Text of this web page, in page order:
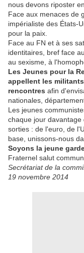
nous devons riposter
Face aux menaces de
impérialiste des États-
pour la paix.
Face au FN et à ses
identitaires, bref face
au sexisme, à
Les Jeunes pour la
appellent les
rencontres afin
nationales,
Les jeunes
chaque jour
sorties : de l'euro, de
base, unissons-nous
Soyons la jeune
Fraternel salut
Secrétariat de la
19 novembre 2014